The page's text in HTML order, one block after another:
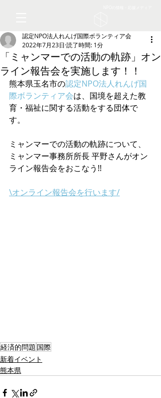
「ミャンマーでの活動の軌跡」オン
ライン報告会を実施します！！
認定NPO法人れんげ国際ボランティア会
2022年7月23日 読了時間: 1分
熊本県玉名市の認定NPO法人れんげ国
際ボランティア会は、国境を超えた教
育・福祉に関する活動をする団体で
す。
ミャンマーでの活動の軌跡について、
ミャンマー事務所所長 平野さんがオン
ライン報告会をおこなう!!
\オンライン報告会を行います/
経済的問題 国際
新着イベント
熊本県